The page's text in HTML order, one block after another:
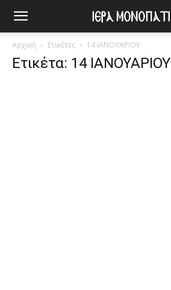
Αρχική Ετικέτες 14 ΙΑΝΟΥΑΡΙΟΥ
Ετικέτα: 14 ΙΑΝΟΥΑΡΙΟΥ